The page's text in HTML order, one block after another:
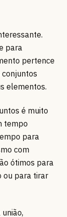
para
pertence
elementos.
é muito
tempo
para
com
ótimos para
ou para tirar